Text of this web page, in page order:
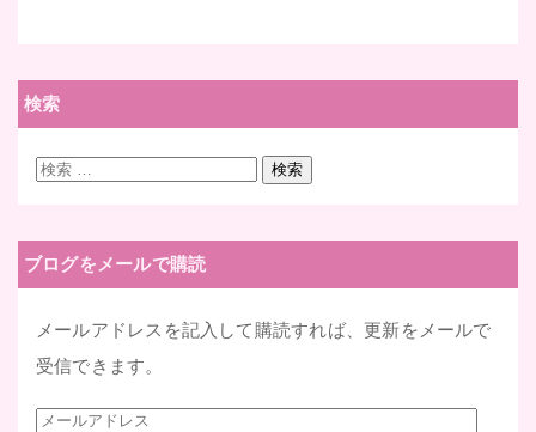
検索
検
検索
ブログをメールで購読
メールアドレスを記入して購読すれば、更新をメールで
受信できます。
メ